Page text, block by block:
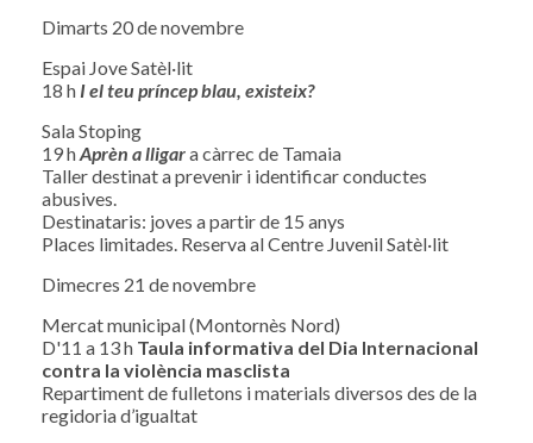
Dimarts 20 de novembre
Espai Jove Satèl·lit
18 h I el teu príncep blau, existeix?
Sala Stoping
19 hAprèn a lligara càrrec de Tamaia
Taller destinat a prevenir i identificar conductes
abusives.
Destinataris: joves a partir de 15 anys
Places limitades. Reserva al Centre Juvenil Satèl·lit
Dimecres 21 de novembre
Mercat municipal (Montornès Nord)
D'11 a 13 h Taula informativa del Dia Internacional
contra la violència masclista
Repartiment de fulletons i materials diversos des de la
regidoria d’igualtat